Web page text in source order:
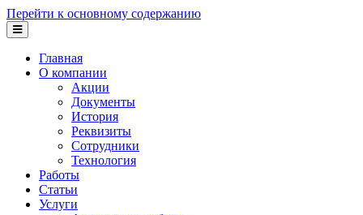
Перейти к основному содержанию
Главная
О компании
Акции
Документы
История
Реквизиты
Сотрудники
Технология
Работы
Статьи
Услуги